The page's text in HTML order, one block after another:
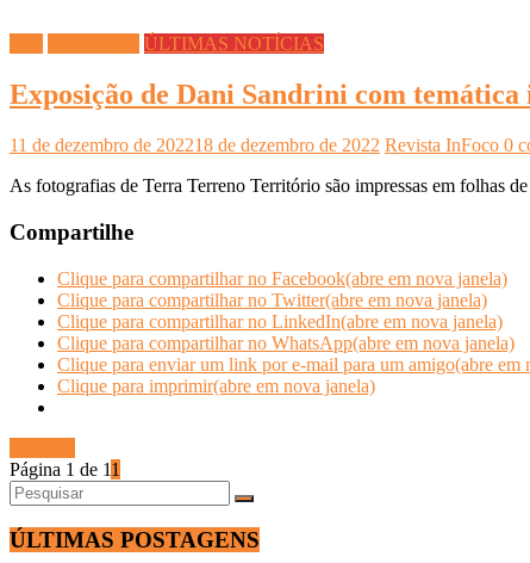
ÚLTIMAS NOTÍCIAS
Exposição de Dani Sandrini com
11 de dezembro de 202218 de dezembro de 2022 Revista InFoco 0
As fotografias de Terra Terreno Território são impressas em folhas
Compartilhe
Clique para compartilhar no Facebook(abre em nova janela)
Clique para compartilhar no Twitter(abre em nova janela)
Clique para compartilhar no LinkedIn(abre em nova janela)
Clique para compartilhar no WhatsApp(abre em nova janela)
Clique para enviar um link por e-mail para um amigo(abre em
Clique para imprimir(abre em nova janela)
Página 1 de 11
ÚLTIMAS POSTAGENS